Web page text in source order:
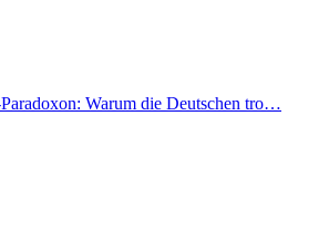
Warum die Deutschen tro…